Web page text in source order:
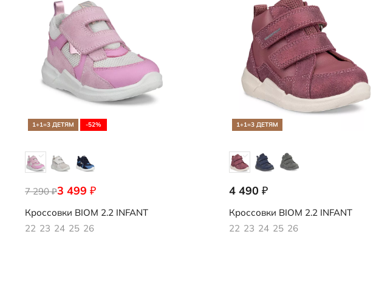
Специальное предложение
1+1=3 ДЕТЯМ -52%
3 499 ₽
7 290₽
710751/61484
Кроссовки BIOM 2.2 INFANT
22 23 24 25 26
1+1=3 ДЕТЯМ
4 490 ₽
710801/53833
Кроссовки BIOM 2.2 INFANT
22 23 24 25 26